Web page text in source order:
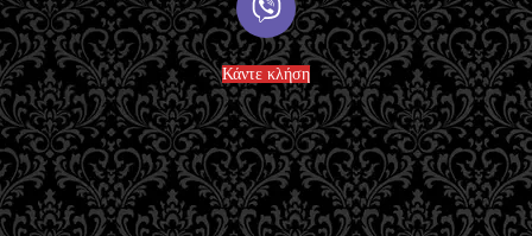
Κάντε κλήση